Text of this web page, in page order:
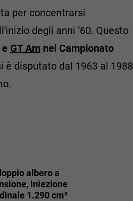
per concentrarsi
degli anni ’60. Questo
e GT Am nel Campionato
è disputato dal 1963 al 1988
albero a
iniezione
1.290 cm³